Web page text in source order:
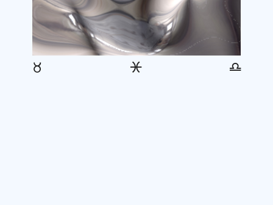
♉ ♓ ♎